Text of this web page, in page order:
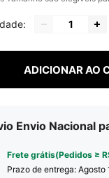
ADICIONAR AO
Envio Nacional
Frete grátis(Pedidos ≥
Prazo de entrega: Agosto